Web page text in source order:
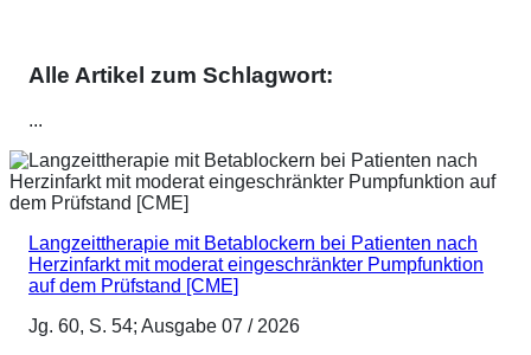
Alle Artikel zum Schlagwort:
...
Langzeittherapie mit Betablockern bei Patienten nach
Herzinfarkt mit moderat eingeschränkter Pumpfunktion
auf dem Prüfstand [CME]
Jg. 60, S. 54; Ausgabe 07 / 2026